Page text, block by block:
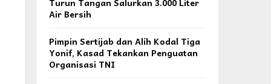
Air Bersih
Pimpin Sertijab dan Alih Kodal Tiga
Yonif, Kasad Tekankan Penguatan
Organisasi TNI